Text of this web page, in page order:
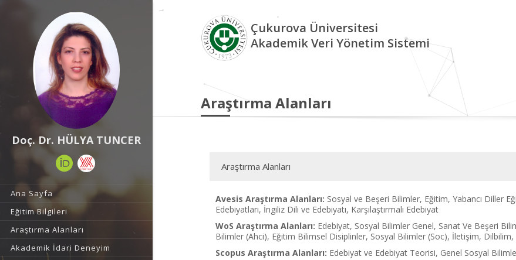
Doç. Dr. HÜLYA TUNCER
Ana Sayfa
Eğitim Bilgileri
Araştırma Alanları
Akademik İdari Deneyim
Çukurova Üniversitesi
Akademik Veri Yönetim Sistemi
Araştırma Alanları
Araştırma Alanları
Avesis Araştırma Alanları: Sosyal ve Beşeri Bilimler, Eğitim, Yabancı Diller
Edebiyatları, İngiliz Dili ve Edebiyatı, Karşılaştırmalı Edebiyat
WoS Araştırma Alanları: Edebiyat, Sosyal Bilimler Genel, Sanat Ve Beşeri
Bilimler (Ahci), Eğitim Bilimsel Disiplinler, Sosyal Bilimler (Soc), İletişim, Dilbilim,
Scopus Araştırma Alanları: Edebiyat ve Edebiyat Teorisi, Genel Sosyal